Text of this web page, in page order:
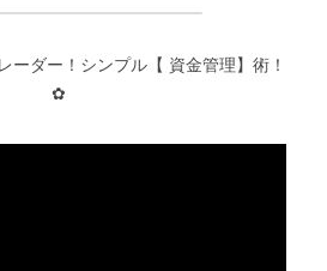
ダー！シンプル【 資金管理】術！
✿